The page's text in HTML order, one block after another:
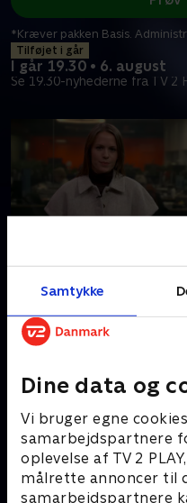
Samtykke
Dine data og
Vi bruger egne
samarbejdspartnere
oplevelse af TV 2
målrette annoncer til
samarbejdspartnere
Tilføjet i går
I går 19.30 • 6. august
Se 19.30-nyhederne fra TV 2
*Kræver pakken Basis.
I går • 23 min